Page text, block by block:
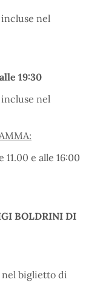
incluse nel
19:30
incluse nel
e alle 16:00
BOLDRINI DI
nel biglietto di